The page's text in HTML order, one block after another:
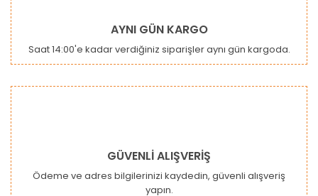
Ürün açıklamasında eksik bilgiler bulunuyor.
Ürün bilgilerinde hatalar bulunuyor.
Gönder
AYNI GÜN KARGO
Saat 14:00'e kadar verdiğiniz siparişler aynı gün kargoda.
GÜVENLİ ALIŞVERİŞ
Ödeme ve adres bilgilerinizi kaydedin, güvenli alışveriş
yapın.